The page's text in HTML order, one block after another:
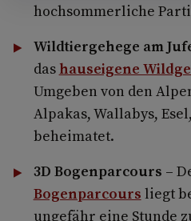
hochsommerliche
Wildtiergehege am
das hauseigene
Umgeben von den
Alpakas, Wallabys,
beheimatet.
3D Bogenparcours –
Bogenparcours liegt
ungefähr eine Stunde